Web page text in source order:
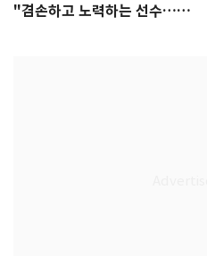
"겸손하고 노력하는 선수…좋